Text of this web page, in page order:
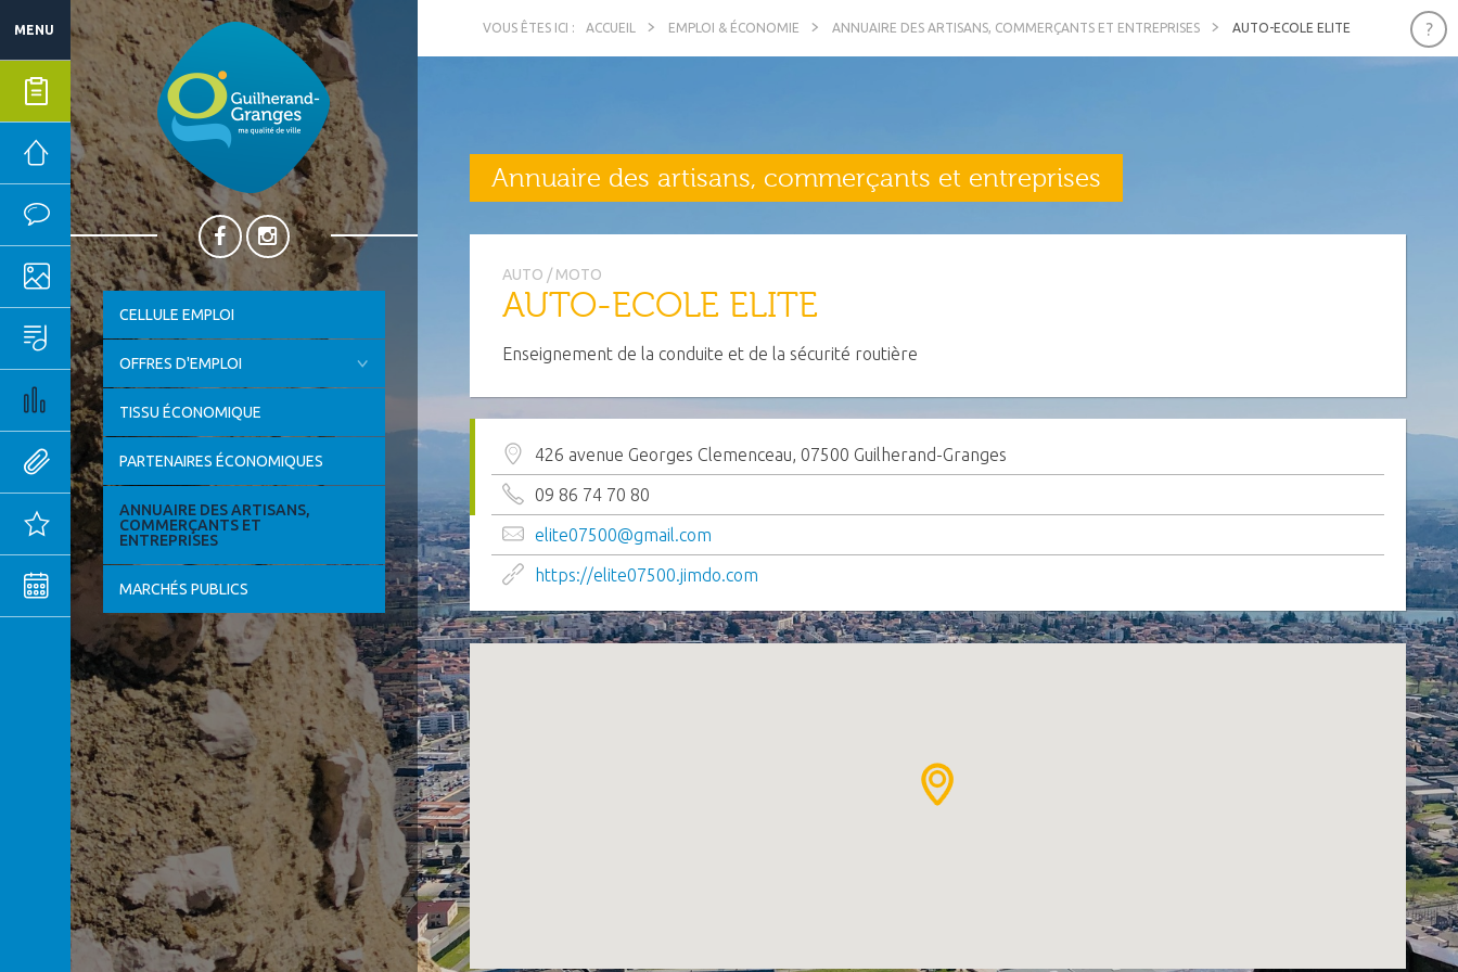
MENU
Mes démarches
Mairie
Vie quotidienne
Ma ville
Sport, culture & loisirs
Emploi & économie
Outils pratiques
Actualités
Agenda
MENTIONS
LÉGALES
CONFIDENTIALITÉ
CELLULE EMPLOI
OFFRES D'EMPLOI
TISSU ÉCONOMIQUE
PARTENAIRES ÉCONOMIQUES
ANNUAIRE DES ARTISANS,
COMMERÇANTS ET
ENTREPRISES
MARCHÉS PUBLICS
ACCUEIL EMPLOI & ÉCONOMIE ANNUAIRE DES ARTISANS, COMMERÇANTS ET ENTREPRISES AUTO-ECOLE ELITE
Annuaire des artisans, commerçants et entreprises
AUTO / MOTO
AUTO-ECOLE ELITE
Enseignement de la conduite et de la sécurité routière
426 avenue Georges Clemenceau, 07500 Guilherand-Granges
09 86 74 70 80
elite07500@gmail.com
https://elite07500.jimdo.com